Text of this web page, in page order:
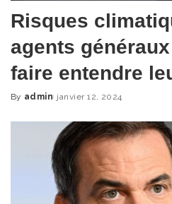
Risques
agents
faire entendre
Posted
By admin janvier 12, 2024